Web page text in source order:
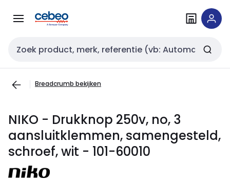
naar
naar
Zoekveld invoer
Breadcrumb bekijken
NIKO - Drukknop 250v, no, 3
aansluitklemmen, samengesteld,
schroef, wit - 101-60010